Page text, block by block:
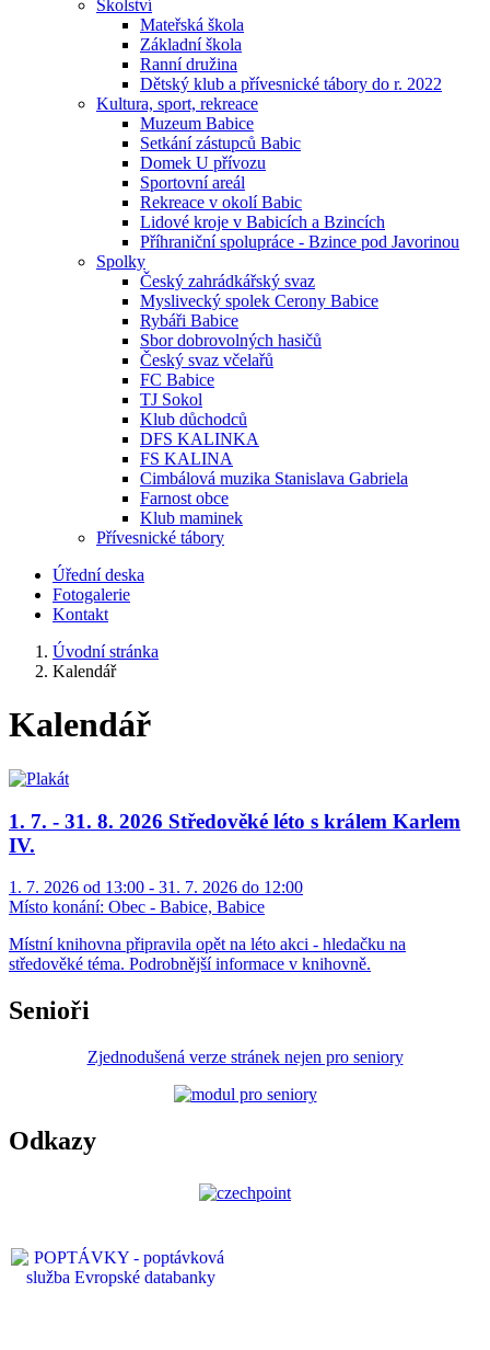
Školství
Mateřská škola
Základní škola
Ranní družina
Dětský klub a přívesnické tábory do r. 2022
Kultura, sport, rekreace
Muzeum Babice
Setkání zástupců Babic
Domek U přívozu
Sportovní areál
Rekreace v okolí Babic
Lidové kroje v Babicích a Bzincích
Příhraniční spolupráce - Bzince pod Javorinou
Spolky
Český zahrádkářský svaz
Myslivecký spolek Cerony Babice
Rybáři Babice
Sbor dobrovolných hasičů
Český svaz včelařů
FC Babice
TJ Sokol
Klub důchodců
DFS KALINKA
FS KALINA
Cimbálová muzika Stanislava Gabriela
Farnost obce
Klub maminek
Přívesnické tábory
Úřední deska
Fotogalerie
Kontakt
Úvodní stránka
Kalendář
Kalendář
1. 7. - 31. 8. 2026 Středověké léto s králem Karlem
IV.
1. 7. 2026 od 13:00 - 31. 7. 2026 do 12:00
Místo konání: Obec - Babice, Babice
Místní knihovna připravila opět na léto akci - hledačku na
středověké téma. Podrobnější informace v knihovně.
Senioři
Zjednodušená verze stránek nejen pro seniory
Odkazy